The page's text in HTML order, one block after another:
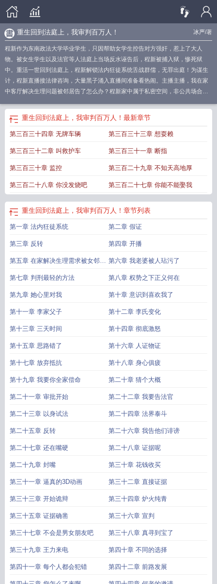
冰严/著
重生回到法庭上，我审判百万人！
程新作为东南政法大学毕业学生，只因帮助女学生控告对方强奸，惹上了大人
物。被女生学生以及法官等人法庭上当场反水诬告后，程新被捕入狱，惨死狱
中。重活一世回到法庭上，程新解锁法内狂徒系统舌战群儒，无罪出庭！为谋生
计，程新直播接法律咨询，大量黑子涌入直播间准备看热闹。主播主播，我在家
中客厅解决生理问题被邻居告了怎么办？程新家中属于私密空间，非公共场合，
着奇葩问题难不倒程新，真正需要帮助的案子逐渐找上门记者程大律师，你心中
的律师守则是怎么样的？程新维护正义，捍卫公平是律师基本守则，而我被大家
戏称为法内狂徒，守则是替天行道，惩恶扬善！重生法院从刑庭书记员开始免
返法庭重生法院法官的重生法官全文免费阅读重生法官重生庭审自费修为
生法院从刑庭书记笔趣网
我审判百万人TXT重生法院审判长重生法院从刑庭记
重生回到法庭上，我审判百万人！ 最新章节
第三百三十四章 无牌车辆 第三百三十三章 想耍赖
第三百三十二章 叫救护车 第三百三十一章 断指
第三百三十章 监控 第三百二十九章 不知天高地厚
第三百二十八章 你没发烧吧 第三百二十七章 你能不能娶我
重生回到法庭上，我审判百万人！ 章节列表
第一章 法内狂徒系统 第二章 假证
第三章 反转 第四章 开播
第五章 在家解决生理需求被女邻居
告了
第六章 我老婆被人玷污了
第七章 判刑最轻的方法 第八章 权势之下正义何在
第九章 她心里对我 第十章 意识到喜欢我了
第十一章 李家父子 第十二章 李氏变化
第十三章 三天时间 第十四章 彻底激怒
第十五章 思路错了 第十六章 人证物证
第十七章 放弃抵抗 第十八章 身心俱疲
第十九章 我要你全家偿命 第二十章 猜个大概
第二十一章 审批开始 第二十二章 我要告法官
第二十三章 以身试法 第二十四章 法界泰斗
第二十五章 反转 第二十六章 我告他们诽谤
第二十七章 还在嘴硬 第二十八章 证据呢
第二十九章 封嘴 第三十章 花钱收买
第三十一章 逼真的3D动画 第三十二章 直接证据
第三十三章 开始诡辩 第三十四章 炉火纯青
第三十五章 证据确凿 第三十六章 宣判
第三十七章 不会是男女朋友吧 第三十八章 真寻到宝了
第三十九章 王力来电 第四十章 不同的选择
第四十一章 每个人都会犯错 第四十二章 前路发展